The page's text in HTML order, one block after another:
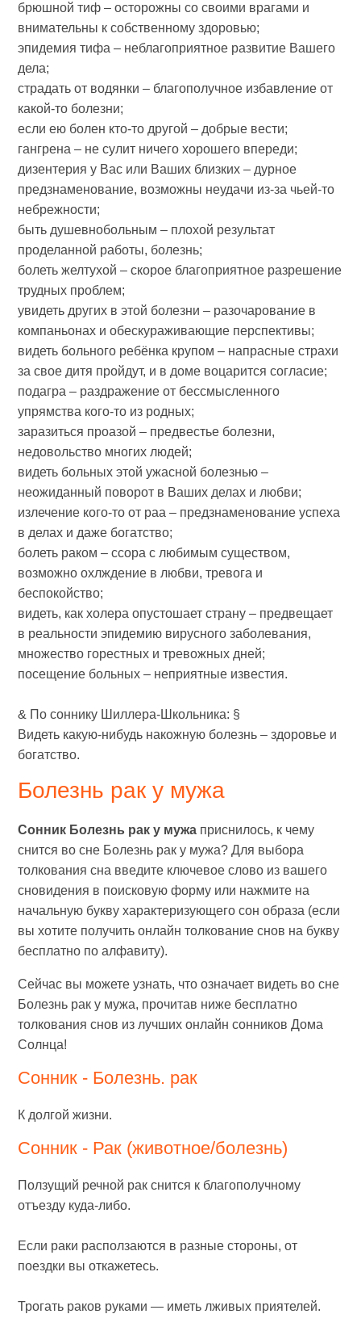
брюшной тиф – осторожны со своими врагами и
внимательны к собственному здоровью;
эпидемия тифа – неблагоприятное развитие Вашего
дела;
страдать от водянки – благополучное избавление от
какой-то болезни;
если ею болен кто-то другой – добрые вести;
гангрена – не сулит ничего хорошего впереди;
дизентерия у Вас или Ваших близких – дурное
предзнаменование, возможны неудачи из-за чьей-то
небрежности;
быть душевнобольным – плохой результат
проделанной работы, болезнь;
болеть желтухой – скорое благоприятное разрешение
трудных проблем;
увидеть других в этой болезни – разочарование в
компаньонах и обескураживающие перспективы;
видеть больного ребёнка крупом – напрасные страхи
за свое дитя пройдут, и в доме воцарится согласие;
подагра – раздражение от бессмысленного
упрямства кого-то из родных;
заразиться проазой – предвестье болезни,
недовольство многих людей;
видеть больных этой ужасной болезнью –
неожиданный поворот в Ваших делах и любви;
излечение кого-то от раа – предзнаменование успеха
в делах и даже богатство;
болеть раком – ссора с любимым существом,
возможно охлждение в любви, тревога и
беспокойство;
видеть, как холера опустошает страну – предвещает
в реальности эпидемию вирусного заболевания,
множество горестных и тревожных дней;
посещение больных – неприятные известия.
& По соннику Шиллера-Школьника: §
Видеть какую-нибудь накожную болезнь – здоровье и
богатство.
Болезнь рак у мужа
Сонник Болезнь рак у мужа приснилось, к чему
снится во сне Болезнь рак у мужа? Для выбора
толкования сна введите ключевое слово из вашего
сновидения в поисковую форму или нажмите на
начальную букву характеризующего сон образа (если
вы хотите получить онлайн толкование снов на букву
бесплатно по алфавиту).
Сейчас вы можете узнать, что означает видеть во сне
Болезнь рак у мужа, прочитав ниже бесплатно
толкования снов из лучших онлайн сонников Дома
Солнца!
Сонник - Болезнь. рак
К долгой жизни.
Сонник - Рак (животное/болезнь)
Ползущий речной рак снится к благополучному
отъезду куда-либо.
Если раки расползаются в разные стороны, от
поездки вы откажетесь.
Трогать раков руками — иметь лживых приятелей.